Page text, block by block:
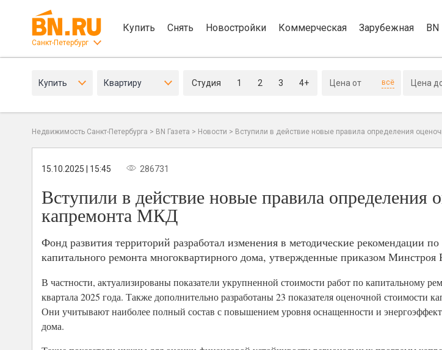
Санкт-Петербург
Купить Снять Новостройки Коммерческая Зарубежная BN
Купить Квартиру Студия 1 2 3 4+ всё
Недвижимость Санкт-Петербурга > BN Газета > Новости > Вступили в действие новые правила определения
15.10.2025 | 15:45 286731
Вступили в действие новые правила определения
капремонта МКД
Фонд развития территорий разработал изменения в методические рекомендации
капитального ремонта многоквартирного дома, утвержденные приказом Минстроя
В частности, актуализированы показатели укрупненной стоимости работ по капитальному
квартала 2025 года. Также дополнительно разработаны 23 показателя оценочной стоимости
Они учитывают наиболее полный состав с повышением уровня оснащенности и
дома.